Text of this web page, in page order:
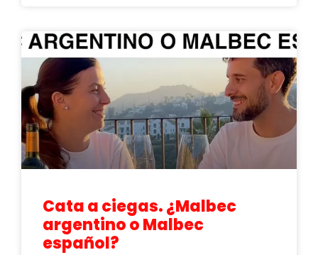
Cata a ciegas. ¿Malbec
argentino o Malbec
español?